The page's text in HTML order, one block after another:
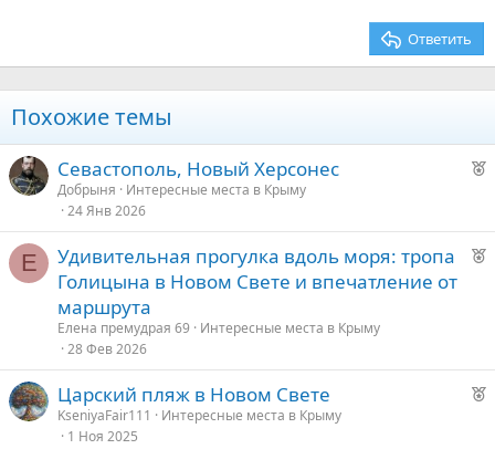
Ответить
Похожие темы
Р
о
е
Севастополь, Новый Херсонес
Добрыня
Интересные места в Крыму
24 Янв 2026
Е
Р
е
н
Удивительная прогулка вдоль моря: тропа
Голицына в Новом Свете и впечатление от
маршрута
Елена премудрая 69
Интересные места в Крыму
28 Фев 2026
Р
Царский пляж в Новом Свете
KseniyaFair111
Интересные места в Крыму
1 Ноя 2025